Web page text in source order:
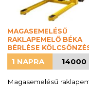
MAGASEMELÉSŰ
RAKLAPEMELŐ BÉKA
BÉRLÉSE
1 NAPRA 14000
Magasemelésű